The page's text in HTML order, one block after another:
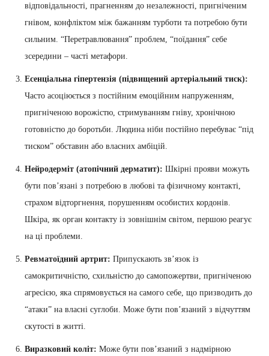
відповідальності, прагненням до незалежності, пригніченим
гнівом, конфліктом між бажанням турботи та потребою бути
сильним. “Перетравлювання” проблем, “поїдання” себе
зсередини – часті метафори.
Есенціальна гіпертензія (підвищений артеріальний тиск):
Часто асоціюється з постійним емоційним напруженням,
пригніченою ворожістю, стримуванням гніву, хронічною
готовністю до боротьби. Людина ніби постійно перебуває “під
тиском” обставин або власних амбіцій.
Нейродерміт (атопічний дерматит): Шкірні прояви можуть
бути пов’язані з потребою в любові та фізичному контакті,
страхом відторгнення, порушенням особистих кордонів.
Шкіра, як орган контакту із зовнішнім світом, першою реагує
на ці проблеми.
Ревматоїдний артрит: Припускають зв’язок із
самокритичністю, схильністю до самопожертви, пригніченою
агресією, яка спрямовується на самого себе, що призводить до
“атаки” на власні суглоби. Може бути пов’язаний з відчуттям
скутості в житті.
Виразковий коліт: Може бути пов’язаний з надмірною